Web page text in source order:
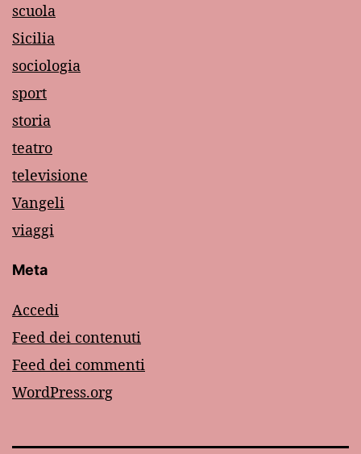
scuola
Sicilia
sociologia
sport
storia
teatro
televisione
Vangeli
viaggi
Meta
Accedi
Feed dei contenuti
Feed dei commenti
WordPress.org